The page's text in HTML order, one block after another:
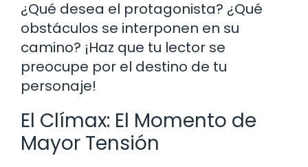
¿Qué desea el protagonista? ¿Qué
obstáculos se interponen en su
camino? ¡Haz que tu lector se
preocupe por el destino de tu
personaje!
El Clímax: El Momento de
Mayor Tensión